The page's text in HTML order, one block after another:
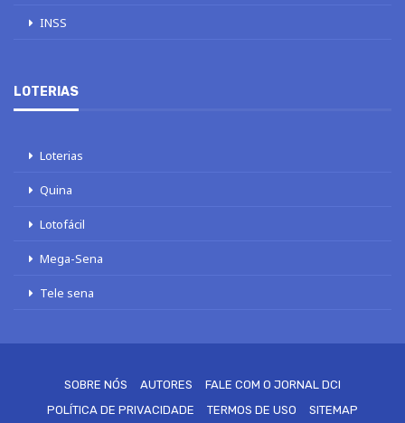
INSS
LOTERIAS
Loterias
Quina
Lotofácil
Mega-Sena
Tele sena
SOBRE NÓS AUTORES
FALE COM O JORNAL DCI
POLÍTICA DE PRIVACIDADE
TERMOS DE USO SITEMAP